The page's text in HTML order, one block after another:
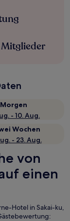
Morgen
- 10. Aug.
Wochen
- 23. Aug.
von
einen
Hotel in Sakai-ku,